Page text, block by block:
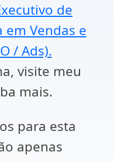
de
em Vendas e
/ Ads).
visite meu
mais.
para esta
apenas